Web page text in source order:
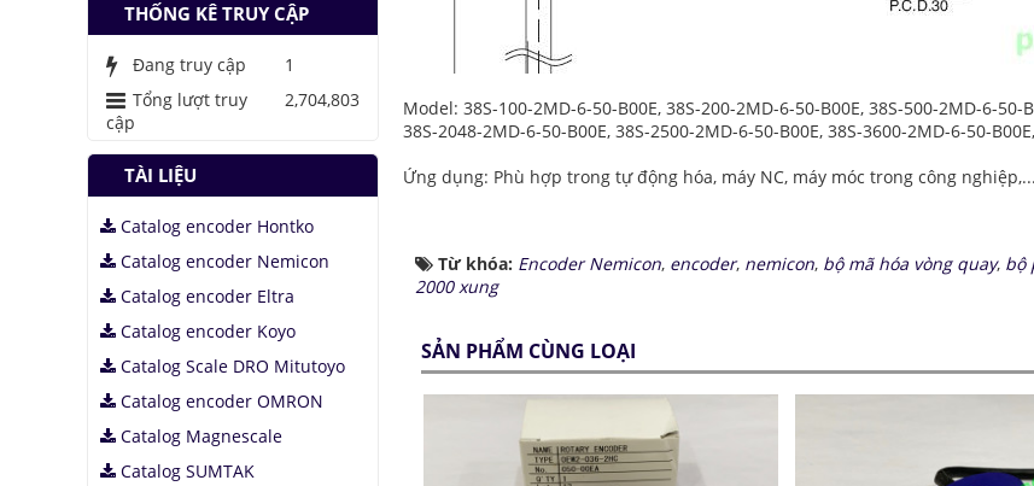
Model: 38S-100-2MD-6-50-B00E, 38S-200-2MD-6-50-B00E, 38S-500-2MD-6-
38S-2048-2MD-6-50-B00E, 38S-2500-2MD-6-50-B00E, 38S-3600-2MD-6-50-
Ứng dụng: Phù hợp trong tự động hóa, máy NC, máy móc trong công nghiệp,...
Từ khóa: Encoder Nemicon, encoder, nemicon, bộ mã hóa vòng quay, bộ
2000 xung
SẢN PHẨM CÙNG LOẠI
THỐNG KÊ TRUY CẬP
Đang truy cập
1
Tổng lượt truy
cập
2,704,803
TÀI LIỆU
Catalog encoder Hontko
Catalog encoder Nemicon
Catalog encoder Eltra
Catalog encoder Koyo
Catalog Scale DRO Mitutoyo
Catalog encoder OMRON
Catalog Magnescale
Catalog SUMTAK